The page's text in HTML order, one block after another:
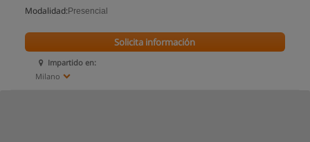
Modalidad: Presencial
Impartido en:
Milano
Solicita información